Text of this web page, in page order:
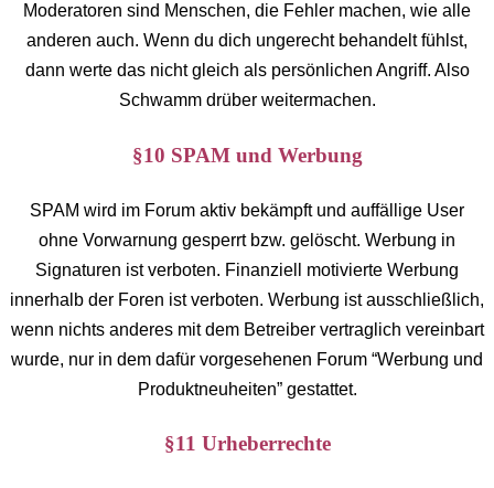
Moderatoren sind Menschen, die Fehler machen, wie alle
anderen auch. Wenn du dich ungerecht behandelt fühlst,
dann werte das nicht gleich als persönlichen Angriff. Also
Schwamm drüber weitermachen.
§10 SPAM und Werbung
SPAM wird im Forum aktiv bekämpft und auffällige User
ohne Vorwarnung gesperrt bzw. gelöscht. Werbung in
Signaturen ist verboten. Finanziell motivierte Werbung
innerhalb der Foren ist verboten. Werbung ist ausschließlich,
wenn nichts anderes mit dem Betreiber vertraglich vereinbart
wurde, nur in dem dafür vorgesehenen Forum “Werbung und
Produktneuheiten” gestattet.
§11 Urheberrechte